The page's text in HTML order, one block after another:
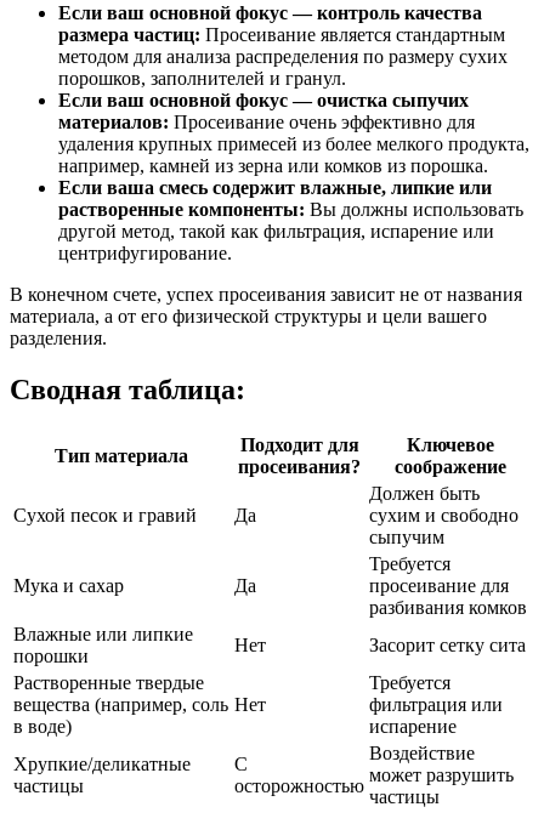
Если ваш основной фокус — контроль качества
размера частиц: Просеивание является стандартным
методом для анализа распределения по размеру сухих
порошков, заполнителей и гранул.
Если ваш основной фокус — очистка сыпучих
материалов: Просеивание очень эффективно для
удаления крупных примесей из более мелкого продукта,
например, камней из зерна или комков из порошка.
Если ваша смесь содержит влажные, липкие или
растворенные компоненты: Вы должны использовать
другой метод, такой как фильтрация, испарение или
центрифугирование.
В конечном счете, успех просеивания зависит не от названия
материала, а от его физической структуры и цели вашего
разделения.
Сводная таблица:
Тип материала
Подходит для
просеивания?
Ключевое
соображение
Сухой песок и гравий Да
Должен быть
сухим и свободно
сыпучим
Мука и сахар Да
Требуется
просеивание для
разбивания комков
Влажные или липкие
порошки
Нет
Засорит сетку сита
Растворенные твердые
вещества (например, соль
в воде)
Нет
Требуется
фильтрация или
испарение
Хрупкие/деликатные
частицы
С
осторожностью
Воздействие
может разрушить
частицы